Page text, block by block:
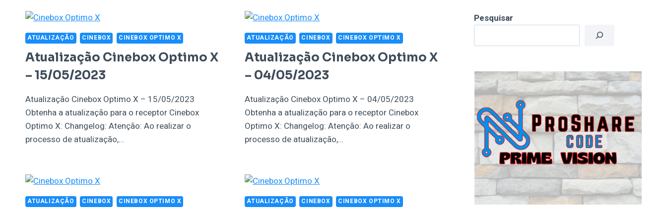
ATUALIZAÇÃO CINEBOX CINEBOX OPTIMO X
Atualização Cinebox Optimo X
– 15/05/2023
Atualização Cinebox Optimo X – 15/05/2023
Obtenha a atualização para o receptor Cinebox
Optimo X: Changelog: Atenção: Ao realizar o
processo de atualização,…
ATUALIZAÇÃO CINEBOX CINEBOX OPTIMO X
Atualização Cinebox Optimo X
– 04/05/2023
Atualização Cinebox Optimo X – 04/05/2023
Obtenha a atualização para o receptor Cinebox
Optimo X: Changelog: Atenção: Ao realizar o
processo de atualização,…
ATUALIZAÇÃO CINEBOX CINEBOX OPTIMO X ATUALIZAÇÃO CINEBOX CINEBOX OPTIMO X
Pesquisar